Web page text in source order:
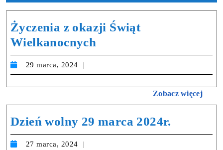
Życzenia z okazji Świąt
Wielkanocnych
29 marca, 2024
Zobacz więcej
Dzień wolny 29 marca 2024r.
27 marca, 2024